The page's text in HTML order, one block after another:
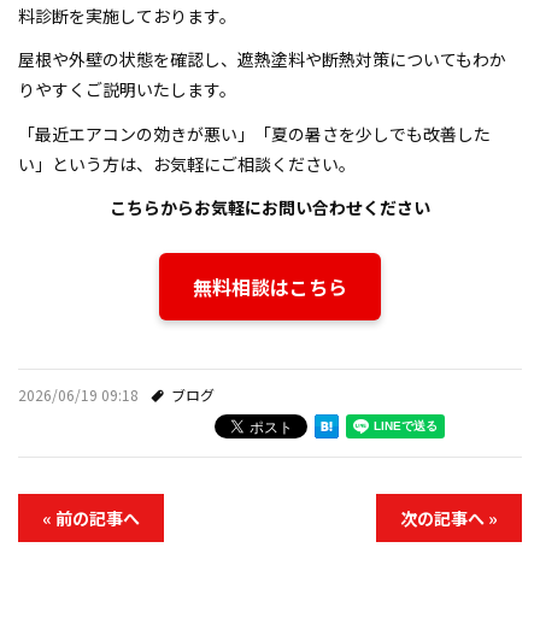
料診断を実施しております。
屋根や外壁の状態を確認し、遮熱塗料や断熱対策についてもわか
りやすくご説明いたします。
「最近エアコンの効きが悪い」「夏の暑さを少しでも改善した
い」という方は、お気軽にご相談ください。
こちらからお気軽にお問い合わせください
無料相談はこちら
2026/06/19 09:18 ブログ
« 前の記事へ 次の記事へ »